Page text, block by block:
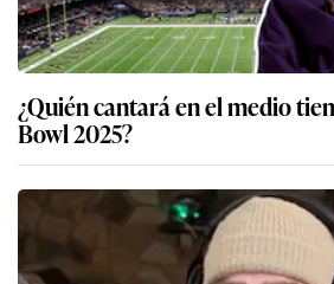
¿Quién cantará en el medio
Bowl 2025?